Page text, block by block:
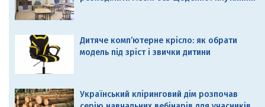
Дитяче комп’ютерне крісло: як обрати
модель під зріст і звички дитини
Український кліринговий дім розпочав